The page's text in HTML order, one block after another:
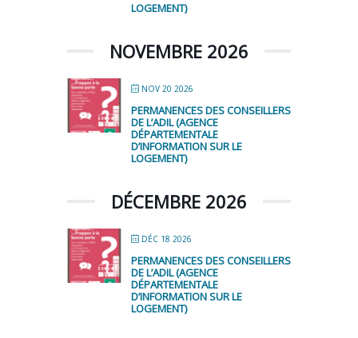
LOGEMENT)
NOVEMBRE 2026
NOV 20 2026
PERMANENCES DES CONSEILLERS
DE L’ADIL (AGENCE
DÉPARTEMENTALE
D’INFORMATION SUR LE
LOGEMENT)
DÉCEMBRE 2026
DÉC 18 2026
PERMANENCES DES CONSEILLERS
DE L’ADIL (AGENCE
DÉPARTEMENTALE
D’INFORMATION SUR LE
LOGEMENT)